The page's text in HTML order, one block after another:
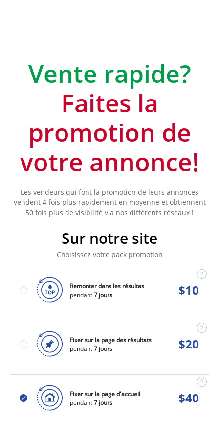
Vente rapide?
Faites la
promotion de
votre annonce!
Les vendeurs qui font la promotion de leurs annonces
vendent 4 fois plus rapidement en moyenne et obtiennent
50 fois plus de visibilité via nos différents réseaux !
Sur notre site
Choisissez votre pack promotion
Remonter dans les résultas
pendant7 jours $10
Fixer sur la page des résultats
pendant7 jours $20
Fixer sur la page d'accueil
pendant7 jours $40